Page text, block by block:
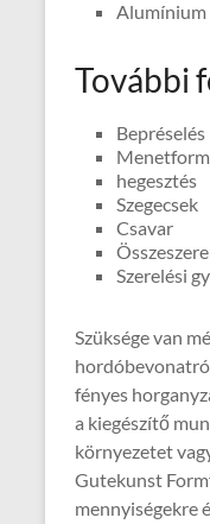
Alumínium
További
hegesztés
Szegecsek
Csavar
Szerelési
Szüksége van
fényes
a kiegészítő
környezetet
Gutekunst
mennyiségekre